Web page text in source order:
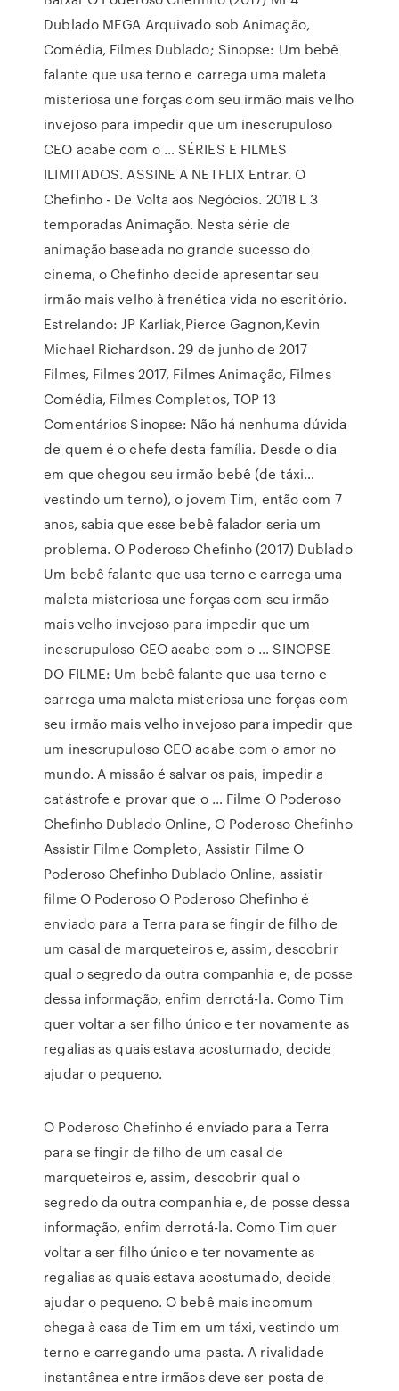
Dublado MEGA Arquivado sob Animação,
Comédia, Filmes Dublado; Sinopse: Um bebê
falante que usa terno e carrega uma maleta
misteriosa une forças com seu irmão mais velho
invejoso para impedir que um inescrupuloso
CEO acabe com o … SÉRIES E FILMES
ILIMITADOS. ASSINE A NETFLIX Entrar. O
Chefinho - De Volta aos Negócios. 2018 L 3
temporadas Animação. Nesta série de
animação baseada no grande sucesso do
cinema, o Chefinho decide apresentar seu
irmão mais velho à frenética vida no escritório.
Estrelando: JP Karliak,Pierce Gagnon,Kevin
Michael Richardson. 29 de junho de 2017
Filmes, Filmes 2017, Filmes Animação, Filmes
Comédia, Filmes Completos, TOP 13
Comentários Sinopse: Não há nenhuma dúvida
de quem é o chefe desta família. Desde o dia
em que chegou seu irmão bebê (de táxi…
vestindo um terno), o jovem Tim, então com 7
anos, sabia que esse bebê falador seria um
problema. O Poderoso Chefinho (2017) Dublado
Um bebê falante que usa terno e carrega uma
maleta misteriosa une forças com seu irmão
mais velho invejoso para impedir que um
inescrupuloso CEO acabe com o … SINOPSE
DO FILME: Um bebê falante que usa terno e
carrega uma maleta misteriosa une forças com
seu irmão mais velho invejoso para impedir que
um inescrupuloso CEO acabe com o amor no
mundo. A missão é salvar os pais, impedir a
catástrofe e provar que o … Filme O Poderoso
Chefinho Dublado Online, O Poderoso Chefinho
Assistir Filme Completo, Assistir Filme O
Poderoso Chefinho Dublado Online, assistir
filme O Poderoso O Poderoso Chefinho é
enviado para a Terra para se fingir de filho de
um casal de marqueteiros e, assim, descobrir
qual o segredo da outra companhia e, de posse
dessa informação, enfim derrotá-la. Como Tim
quer voltar a ser filho único e ter novamente as
regalias as quais estava acostumado, decide
ajudar o pequeno.
O Poderoso Chefinho é enviado para a Terra
para se fingir de filho de um casal de
marqueteiros e, assim, descobrir qual o
segredo da outra companhia e, de posse dessa
informação, enfim derrotá-la. Como Tim quer
voltar a ser filho único e ter novamente as
regalias as quais estava acostumado, decide
ajudar o pequeno. O bebê mais incomum
chega à casa de Tim em um táxi, vestindo um
terno e carregando uma pasta. A rivalidade
instantânea entre irmãos deve ser posta de